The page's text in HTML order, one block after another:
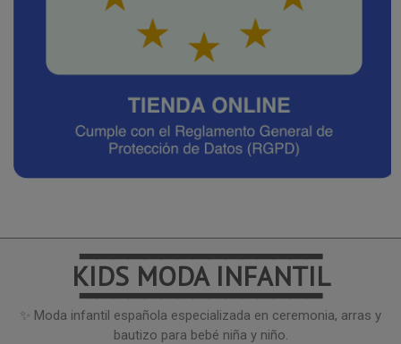
━━━━━━━━━━━━━━━
KIDS MODA INFANTIL
━━━━━━━━━━━━━━━
✨ Moda infantil española especializada en ceremonia, arras y
bautizo para bebé niña y niño.